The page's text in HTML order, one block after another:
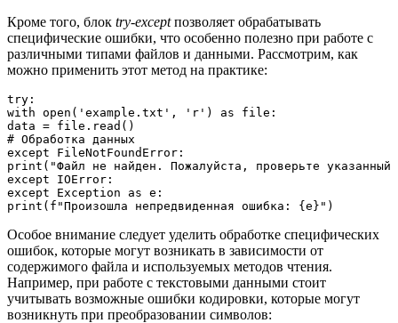
Кроме того, блок try-exceptпозволяет обрабатывать
специфические ошибки, что особенно полезно при работе с
различными типами файлов и данными. Рассмотрим, как
можно применить этот метод на практике:
try:
with open('example.txt', 'r') as file:
data = file.read()
# Обработка данных
except FileNotFoundError:
print("Файл не найден. Пожалуйста, проверьте
except IOError:
except Exception as e:
Особое внимание следует уделить обработке специфических
ошибок, которые могут возникать в зависимости от
содержимого файла и используемых методов чтения.
Например, при работе с текстовыми данными стоит
учитывать возможные ошибки кодировки, которые могут
возникнуть при преобразовании символов: